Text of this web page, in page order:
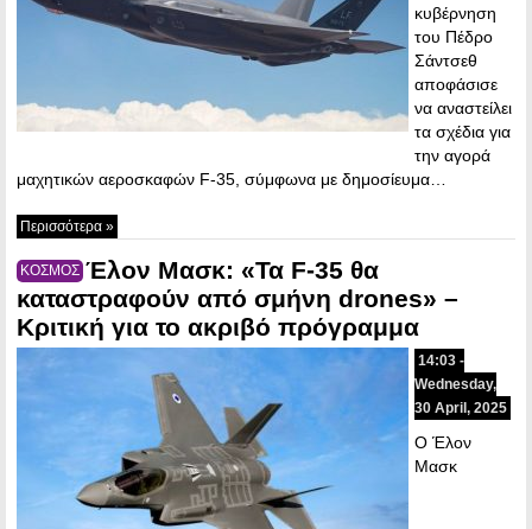
κυβέρνηση
του Πέδρο
Σάντσεθ
αποφάσισε
να αναστείλει
τα σχέδια για
την αγορά
μαχητικών αεροσκαφών F-35, σύμφωνα με δημοσίευμα…
Περισσότερα »
ΚΟΣΜΟΣ Έλον Μασκ: «Τα F-35 θα
καταστραφούν από σμήνη drones» –
Κριτική για το ακριβό πρόγραμμα
14:03 -
Wednesday,
30 April, 2025
Ο Έλον
Μασκ